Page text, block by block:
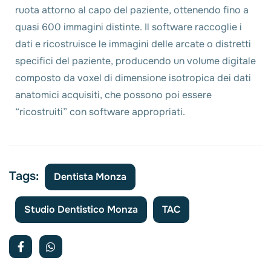
ruota attorno al capo del paziente, ottenendo fino a
quasi 600 immagini distinte. Il software raccoglie i
dati e ricostruisce le immagini delle arcate o distretti
specifici del paziente, producendo un volume digitale
composto da voxel di dimensione isotropica dei dati
anatomici acquisiti, che possono poi essere
“ricostruiti” con software appropriati.
Tags: Dentista Monza
Studio Dentistico Monza TAC